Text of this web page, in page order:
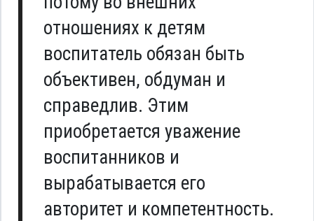
отношениях к детям
воспитатель обязан быть
объективен, обдуман и
справедлив. Этим
приобретается уважение
воспитанников и
вырабатывается его
авторитет и компетентность.